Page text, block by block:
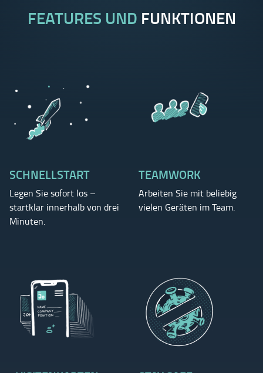
FEATURES UND FUNKTIONEN
SCHNELLSTART
Legen Sie sofort los –
startklar innerhalb von drei
Minuten.
TEAMWORK
Arbeiten Sie mit beliebig
vielen Geräten im Team.